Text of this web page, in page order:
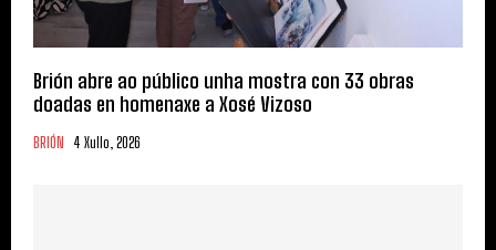
Brión abre ao público unha mostra con 33 obras
doadas en homenaxe a Xosé Vizoso
BRIÓN 4 Xullo, 2026